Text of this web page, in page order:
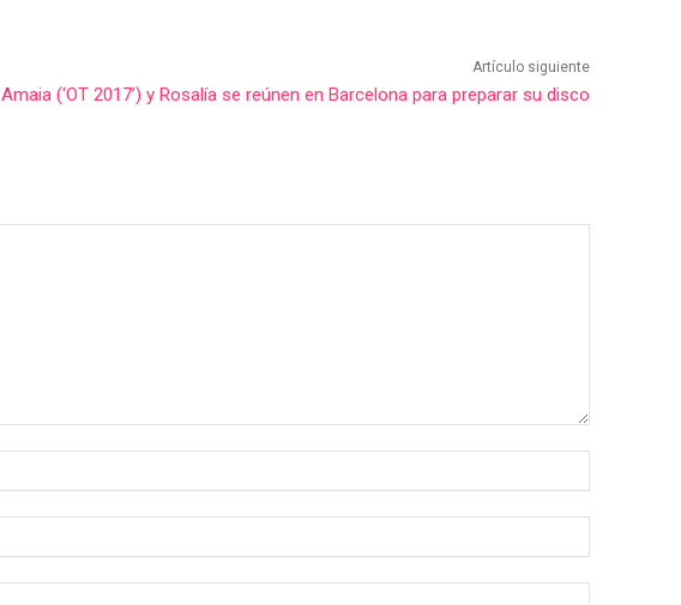
Artículo siguiente
Amaia (‘OT 2017’) y Rosalía se reúnen en Barcelona para preparar su disco